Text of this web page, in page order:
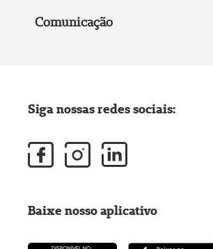
Comunicação
Siga nossas redes sociais:
Baixe nosso aplicativo